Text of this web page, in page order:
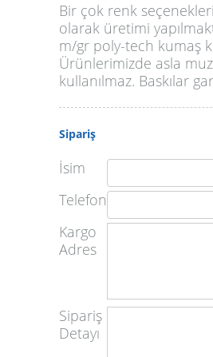
Bir çok renk
olarak üretimi
m/gr poly-tech kumaş
Ürünlerimizde asla
kullanılmaz. Baskılar
Sipariş
İsim
Telefon
Kargo
Adres
Sipariş
Detayı